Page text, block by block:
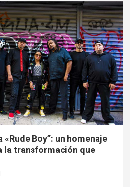
Boy”: un homenaje
la transformación que